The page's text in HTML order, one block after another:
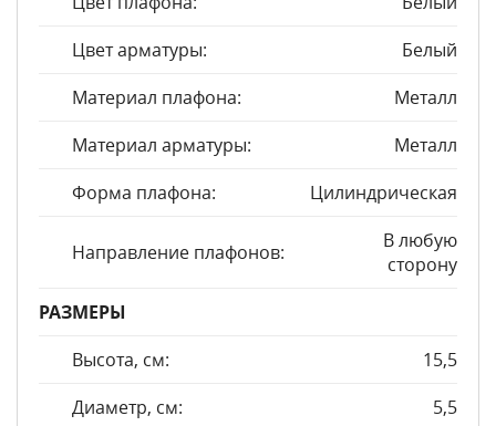
Цвет арматуры:
Белый
Материал плафона:
Металл
Материал арматуры:
Металл
Форма плафона:
Цилиндрическая
Направление плафонов:
В любую
сторону
РАЗМЕРЫ
Высота, см:
15,5
Диаметр, см:
5,5